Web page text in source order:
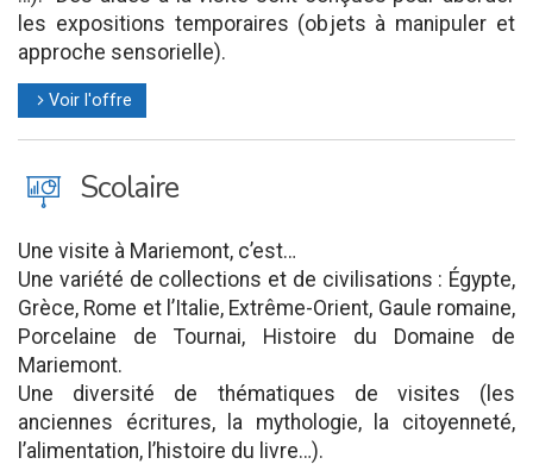
les expositions temporaires (objets à manipuler et
approche sensorielle).
l Voir l'offre
J Scolaire
Une visite à Mariemont, c’est…
Une variété de collections et de civilisations : Égypte,
Grèce, Rome et l’Italie, Extrême-Orient, Gaule romaine,
Porcelaine de Tournai, Histoire du Domaine de
Mariemont.
Une diversité de thématiques de visites (les
anciennes écritures, la mythologie, la citoyenneté,
l’alimentation, l’histoire du livre…).